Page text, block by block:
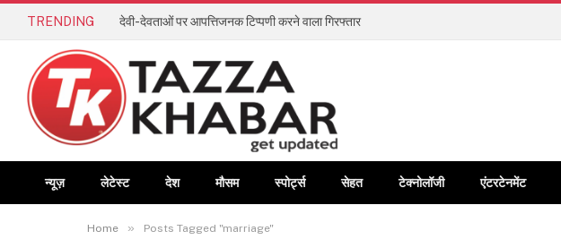
TRENDING देवी-देवताओं पर आपत्तिजनक टिप्पणी करने वाला गिरफ्तार
न्यूज़ लेटेस्ट देश मौसम स्पोर्ट्स सेहत टेक्नोलॉजी एंटरटेनमेंट
Home » Posts Tagged "marriage"